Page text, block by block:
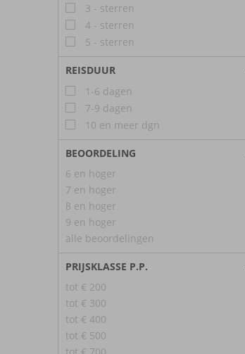
3 - sterren
4 - sterren
5 - sterren
REISDUUR
1-6 dagen
7-9 dagen
10 en meer dgn
BEOORDELING
6 en hoger
7 en hoger
8 en hoger
9 en hoger
alle beoordelingen
PRIJSKLASSE P.P.
tot € 200
tot € 300
tot € 400
tot € 500